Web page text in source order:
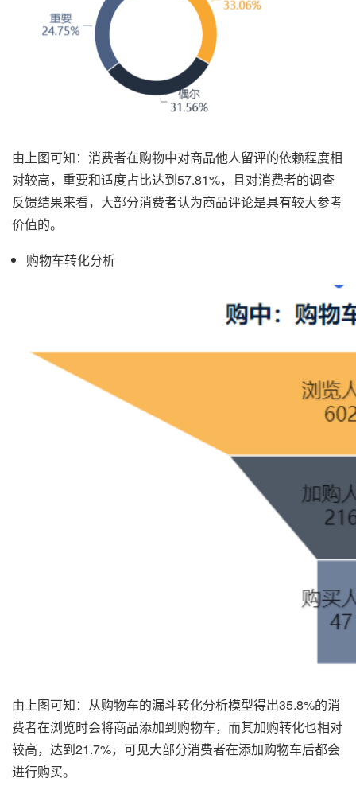
由上图可知：消费者在购物中对商品他人留评的依赖程度相
对较高，重要和适度占比达到57.81%，且对消费者的调查
反馈结果来看，大部分消费者认为商品评论是具有较大参考
价值的。
购物车转化分析
由上图可知：从购物车的漏斗转化分析模型得出35.8%的消
费者在浏览时会将商品添加到购物车，而其加购转化也相对
较高，达到21.7%，可见大部分消费者在添加购物车后都会
进行购买。